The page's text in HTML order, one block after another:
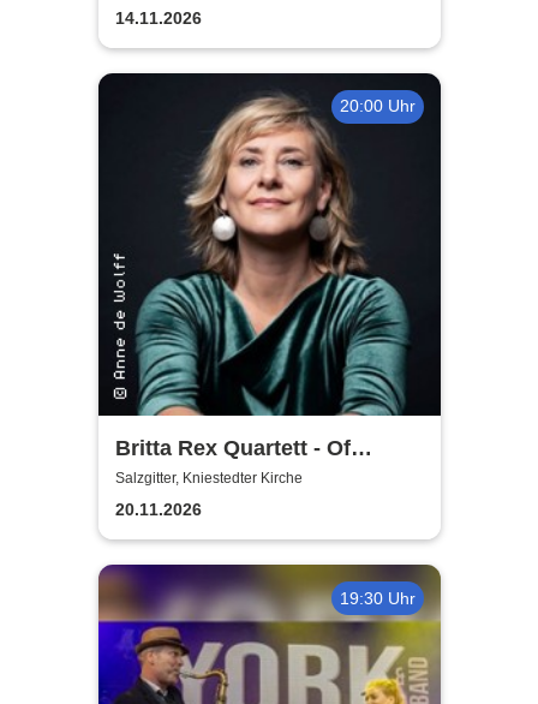
Fredenberg
14.11.2026
20:00 Uhr
Britta Rex Quartett - Of
Witches, Queens & Heroines
Salzgitter, Kniestedter Kirche
20.11.2026
19:30 Uhr